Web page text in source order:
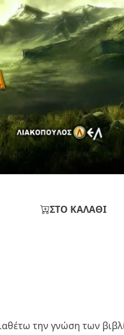
ΣΤΟ ΚΑΛΑΘΙ
την γνώση των